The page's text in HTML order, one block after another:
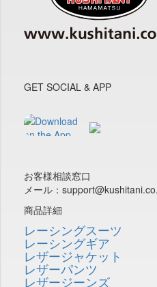
GET SOCIAL & APP
お客様相談窓口
メール：
商品詳細
レーシングスーツ
レーシングギア
レザージャケット
レザーパンツ
レザージーンズ